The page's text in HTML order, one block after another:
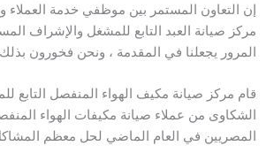
إن التعاون المستمر بين موظفي خدمة
مركز صيانة العبد التابع للمشغل والإشراف
المرور يجعلنا في المقدمة ، ونحن فخورون
قام مركز صيانة مكيف الهواء المنفصل التابع
الشكاوى من عملاء صيانة مكيفات الهواء
المصريين في العام الماضي لحل معظم